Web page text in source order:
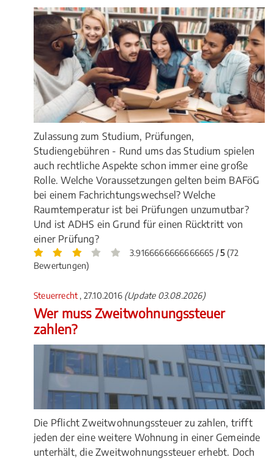
Zulassung zum Studium, Prüfungen,
Studiengebühren - Rund ums das Studium spielen
auch rechtliche Aspekte schon immer eine große
Rolle. Welche Voraussetzungen gelten beim BAFöG
bei einem Fachrichtungswechsel? Welche
Raumtemperatur ist bei Prüfungen unzumutbar?
Und ist ADHS ein Grund für einen Rücktritt von
einer Prüfung?
3.9166666666666665 /5(72
Bewertungen)
Steuerrecht , 27.10.2016 (Update 03.08.2026)
Wer muss Zweitwohnungssteuer
zahlen?
Die Pflicht Zweitwohnungssteuer zu zahlen, trifft
jeden der eine weitere Wohnung in einer Gemeinde
unterhält, die Zweitwohnungssteuer erhebt. Doch